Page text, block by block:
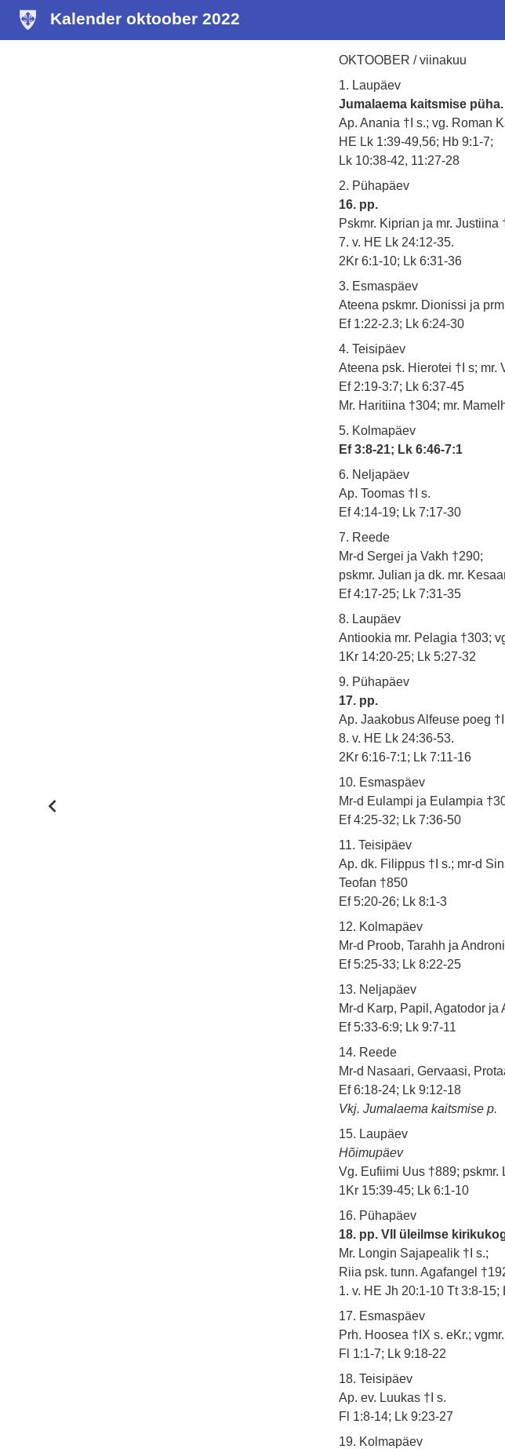
Kalender oktoober 2022
OKTOOBER / viinakuu
1. Laupäev
Jumalaema kaitsmise püha.
Ap. Anania †I s.; vg. Roman
HE Lk 1:39-49,56; Hb 9:1-7;
Lk 10:38-42, 11:27-28
2. Pühapäev
16. pp.
Pskmr. Kiprian ja mr.
7. v. HE Lk 24:12-35.
2Kr 6:1-10; Lk 6:31-36
3. Esmaspäev
Ateena pskmr. Dionissi ja
Ef 1:22-2.3; Lk 6:24-30
4. Teisipäev
Ateena psk. Hierotei †I s; mr.
Ef 2:19-3:7; Lk 6:37-45
Mr. Haritiina †304; mr.
5. Kolmapäev
Ef 3:8-21; Lk 6:46-7:1
6. Neljapäev
Ap. Toomas †I s.
Ef 4:14-19; Lk 7:17-30
7. Reede
Mr-d Sergei ja Vakh †290;
pskmr. Julian ja dk. mr.
Ef 4:17-25; Lk 7:31-35
8. Laupäev
Antiookia mr. Pelagia †303;
1Kr 14:20-25; Lk 5:27-32
9. Pühapäev
17. pp.
Ap. Jaakobus Alfeuse poeg
8. v. HE Lk 24:36-53.
2Kr 6:16-7:1; Lk 7:11-16
10. Esmaspäev
Mr-d Eulampi ja Eulampia
Ef 4:25-32; Lk 7:36-50
11. Teisipäev
Ap. dk. Filippus †I s.; mr-d
Teofan †850
Ef 5:20-26; Lk 8:1-3
12. Kolmapäev
Mr-d Proob, Tarahh ja
Ef 5:25-33; Lk 8:22-25
13. Neljapäev
Mr-d Karp, Papil, Agatodor ja
Ef 5:33-6:9; Lk 9:7-11
14. Reede
Mr-d Nasaari, Gervaasi,
Ef 6:18-24; Lk 9:12-18
Vkj. Jumalaema kaitsmise p.
15. Laupäev
Hõimupäev
Vg. Eufiimi Uus †889; pskmr.
1Kr 15:39-45; Lk 6:1-10
16. Pühapäev
18. pp. VII üleilmse
Mr. Longin Sajapealik †I s.;
Riia psk. tunn. Agafangel
1. v. HE Jh 20:1-10 Tt 3:8-15;
17. Esmaspäev
Prh. Hoosea †IX s. eKr.;
Fl 1:1-7; Lk 9:18-22
18. Teisipäev
Ap. ev. Luukas †I s.
Fl 1:8-14; Lk 9:23-27
19. Kolmapäev